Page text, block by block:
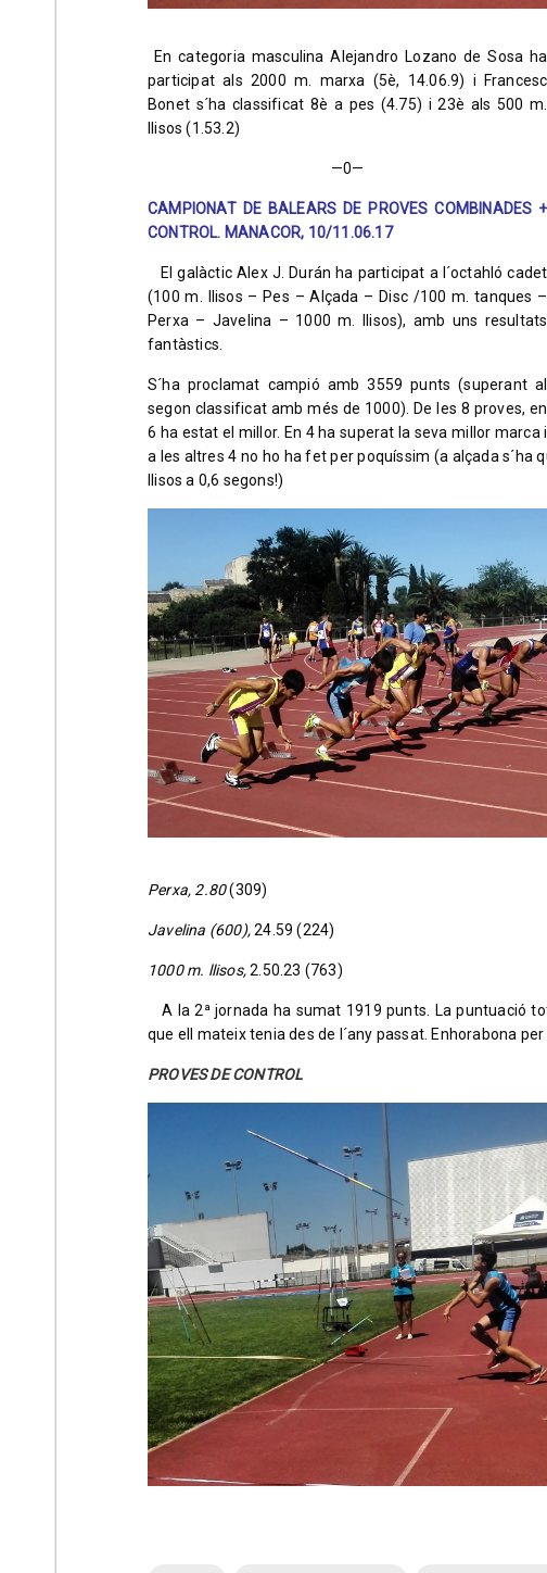
En categoria masculinaAlejandro Lozano de Sosa ha
participat als 2000 m. marxa (5è, 14.06.9) i Francesc
Bonet s´ha classificat 8è a pes (4.75) i 23è als 500 m.
llisos (1.53.2)
—0—
CAMPIONAT DE BALEARS DE PROVES COMBINADES +
CONTROL. MANACOR, 10/11.06.17
El galàctic Alex J. Durán ha participat a l´octahló cadet
(100 m. llisos – Pes – Alçada – Disc /100 m. tanques –
Perxa – Javelina – 1000 m. llisos), amb uns resultats
fantàstics.
S´ha proclamat campió amb 3559 punts (superant al
segon classificat amb més de 1000). De les 8 proves, en
6 ha estat el millor. En 4 ha superat la seva millor marca i
a les altres 4 no ho ha fet per poquíssim (a alçada s´ha
llisos a 0,6 segons!)
Perxa, 2.80(309)
Javelina (600),24.59 (224)
1000 m. llisos,2.50.23 (763)
A la 2ª jornada ha sumat 1919 punts. La puntuació
que ell mateix tenia des de l´any passat. Enhorabona
PROVES DE CONTROL